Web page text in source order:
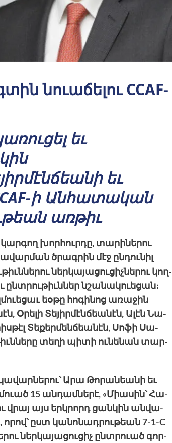
նուաճելու CCAF-
եւ
եւ
ի Անհատական
առթիւ
խոր­հուր­դը, տա­րինե­րու
ծրա­գրին մէջ ըն­դունիլ
ներ­կա­յացու­ցիչնե­րու կող­
ընտրութիւններ նշանակուեցան։
եօթը հո­գինոց առա­ջին
Օրելի Տեյիր­մէնճեանէն, Ալէն Նա­
Տե­քեր­մենճեանէն, Սո­ֆի Սա­
տե­ղի պի­տի ու­նե­նան տար­
Արա Թո­րանեանի եւ
15 ան­դամնե­րէ, «Միասին՝ Հա­
վրայ այս երկրորդ ցան­կին ան­վա­
որով՝ ըստ կա­նոնադ­րութեան 7-1-C
ներ­կա­յացու­ցիչ ընտրուած գոր­